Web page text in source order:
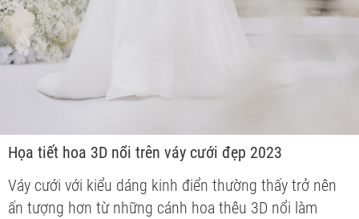
Họa tiết hoa 3D nổi trên váy cưới đẹp 2023
Váy cưới với kiểu dáng kinh điển thường thấy trở nên
ấn tượng hơn từ những cánh hoa thêu 3D nổi làm